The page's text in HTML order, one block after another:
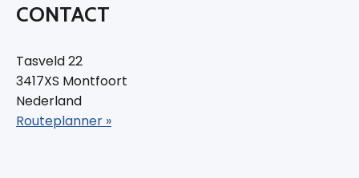
CONTACT
Tasveld 22
3417XS Montfoort
Nederland
Routeplanner »